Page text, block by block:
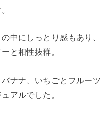
中にしっとり感もあり、
と相性抜群。
ナナ、いちごとフルーツ
アルでした。